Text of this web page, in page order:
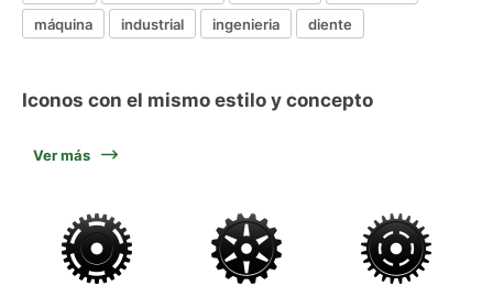
máquina
industrial ingenieria diente
Iconos con el mismo estilo y concepto
Ver más